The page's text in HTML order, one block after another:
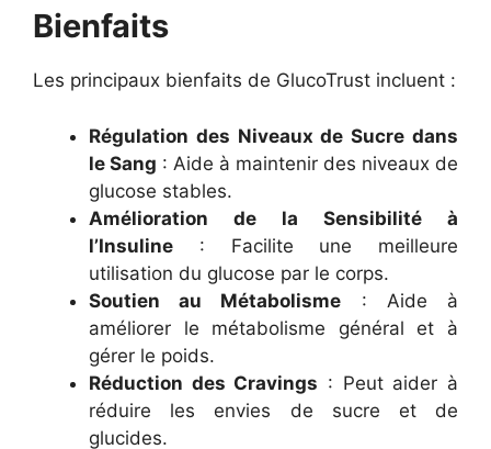
Bienfaits
Les principaux bienfaits de GlucoTrust incluent :
Régulation des Niveaux de Sucre dans
le Sang : Aide à maintenir des niveaux de
glucose stables.
Amélioration de la Sensibilité à
l’Insuline : Facilite une meilleure
utilisation du glucose par le corps.
Soutien au Métabolisme : Aide à
améliorer le métabolisme général et à
gérer le poids.
Réduction des Cravings : Peut aider à
réduire les envies de sucre et de
glucides.